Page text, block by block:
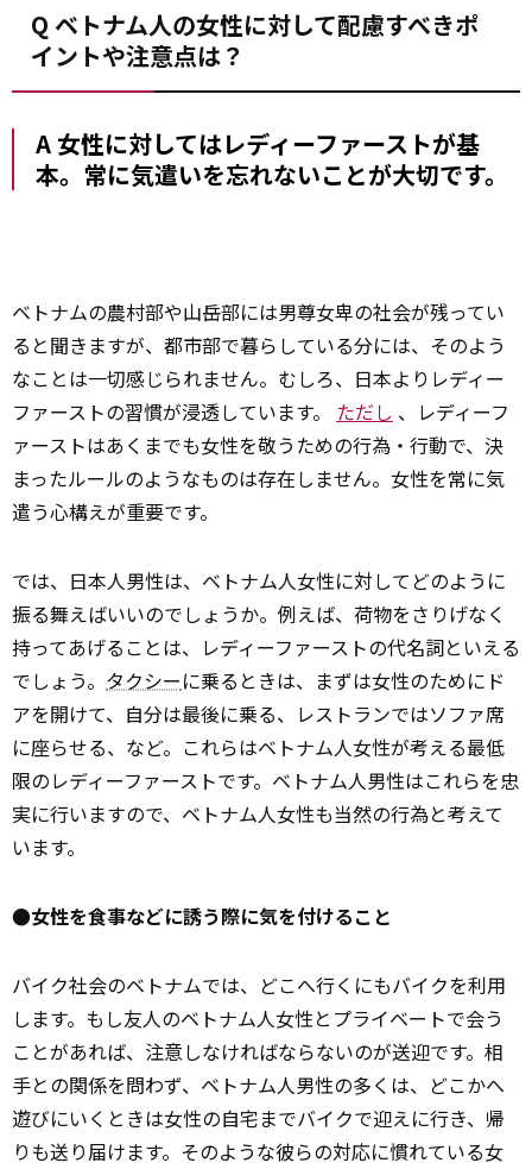
Q ベトナム人の女性に対して配慮すべきポ
イントや注意点は？
A 女性に対してはレディーファーストが基
本。常に気遣いを忘れないことが大切です。
ベトナムの農村部や山岳部には男尊女卑の社会が残ってい
ると聞きますが、都市部で暮らしている分には、そのよう
なことは一切感じられません。むしろ、日本よりレディー
ファーストの習慣が浸透しています。 ただし 、レディーフ
ァーストはあくまでも女性を敬うための行為・行動で、決
まったルールのようなものは存在しません。女性を常に気
遣う心構えが重要です。
では、日本人男性は、ベトナム人女性に対してどのように
振る舞えばいいのでしょうか。例えば、荷物をさりげなく
持ってあげることは、レディーファーストの代名詞といえる
でしょう。 タクシーに乗るときは、まずは女性のためにド
アを開けて、自分は最後に乗る、レストランではソファ席
に座らせる、など。これらはベトナム人女性が考える最低
限のレディーファーストです。ベトナム人男性はこれらを忠
実に行いますので、ベトナム人女性も当然の行為と考えて
います。
●女性を食事などに誘う際に気を付けること
バイク社会のベトナムでは、どこへ行くにもバイクを利用
します。もし友人のベトナム人女性とプライベートで会う
ことがあれば、注意しなければならないのが送迎です。相
手との関係を問わず、ベトナム人男性の多くは、どこかへ
遊びにいくときは女性の自宅までバイクで迎えに行き、帰
りも送り届けます。そのような彼らの対応に慣れている女